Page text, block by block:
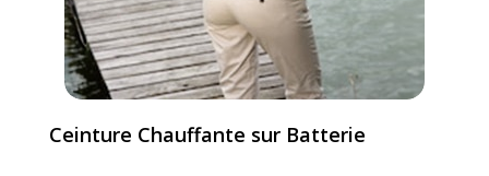
Ceinture Chauffante sur Batterie